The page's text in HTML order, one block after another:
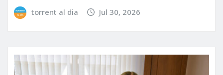
torrent al dia Jul 30, 2026